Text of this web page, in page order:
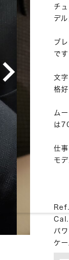
チ
デ
ブ
で
文
格
ム
は
仕
モ
パ
ケ